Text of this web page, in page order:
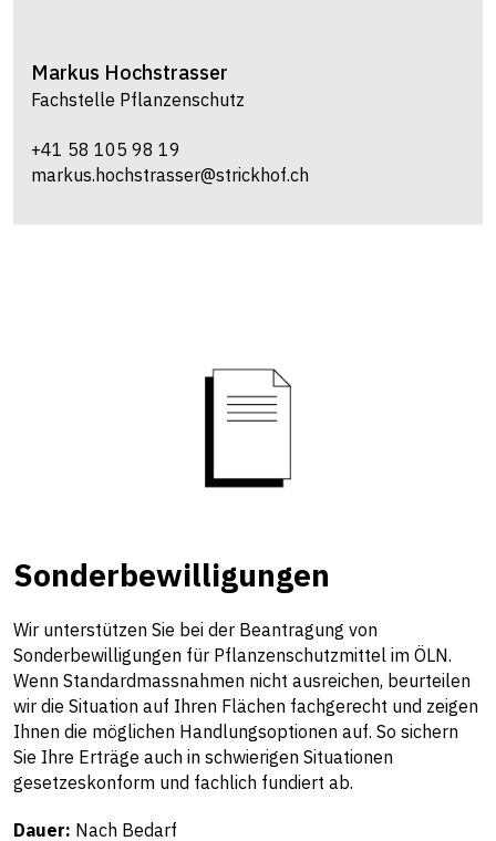
Markus Hochstrasser
Fachstelle Pflanzenschutz
+41 58 105 98 19
markus.hochstrasser@strickhof.ch
Sonderbewilligungen
Wir unterstützen Sie bei der Beantragung von
Sonderbewilligungen für Pflanzenschutzmittel im ÖLN.
Wenn Standardmassnahmen nicht ausreichen, beurteilen
wir die Situation auf Ihren Flächen fachgerecht und zeigen
Ihnen die möglichen Handlungsoptionen auf. So sichern
Sie Ihre Erträge auch in schwierigen Situationen
gesetzeskonform und fachlich fundiert ab.
Dauer: Nach Bedarf